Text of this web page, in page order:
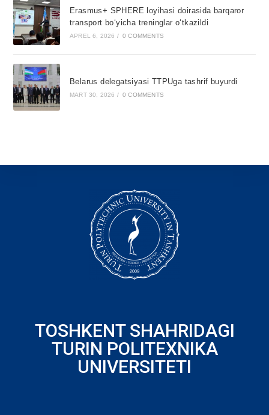
Erasmus+ SPHERE loyihasi doirasida barqaror
transport bo‘yicha treninglar o‘tkazildi
APREL 6, 2026 / 0 COMMENTS
Belarus delegatsiyasi TTPUga tashrif buyurdi
MART 30, 2026 / 0 COMMENTS
TOSHKENT SHAHRIDAGI
TURIN POLITEXNIKA
UNIVERSITETI